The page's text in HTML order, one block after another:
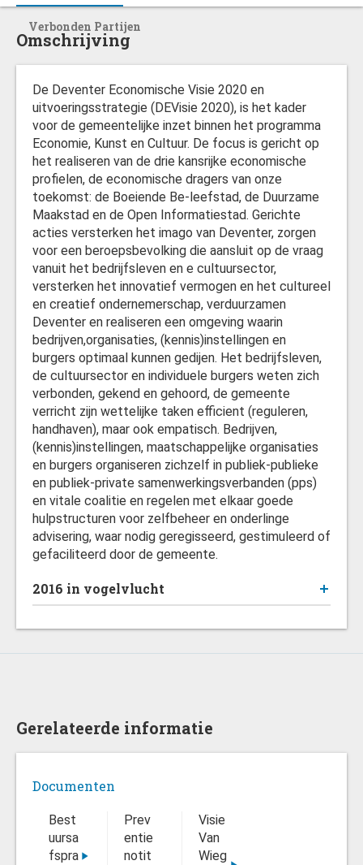
Verbonden Partijen
Omschrijving
De Deventer Economische Visie 2020 en
uitvoeringsstrategie (DEVisie 2020), is het kader
voor de gemeentelijke inzet binnen het programma
Economie, Kunst en Cultuur. De focus is gericht op
het realiseren van de drie kansrijke economische
profielen, de economische dragers van onze
toekomst: de Boeiende Be-leefstad, de Duurzame
Maakstad en de Open Informatiestad. Gerichte
acties versterken het imago van Deventer, zorgen
voor een beroepsbevolking die aansluit op de vraag
vanuit het bedrijfsleven en e cultuursector,
versterken het innovatief vermogen en het cultureel
en creatief ondernemerschap, verduurzamen
Deventer en realiseren een omgeving waarin
bedrijven,organisaties, (kennis)instellingen en
burgers optimaal kunnen gedijen. Het bedrijfsleven,
de cultuursector en individuele burgers weten zich
verbonden, gekend en gehoord, de gemeente
verricht zijn wettelijke taken efficient (reguleren,
handhaven), maar ook empatisch. Bedrijven,
(kennis)instellingen, maatschappelijke organisaties
en burgers organiseren zichzelf in publiek-publieke
en publiek-private samenwerkingsverbanden (pps)
en vitale coalitie en regelen met elkaar goede
hulpstructuren voor zelfbeheer en onderlinge
advisering, waar nodig geregisseerd, gestimuleerd of
gefaciliteerd door de gemeente.
2016 in vogelvlucht
Gerelateerde informatie
Documenten
Best
uursa
fspra
Prev
entie
notit
Visie
Van
Wieg